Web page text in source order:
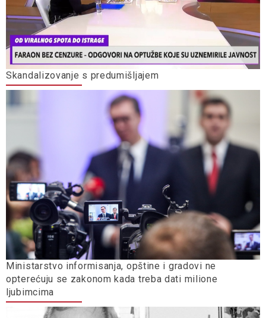
Skandalizovanje s predumišljajem
Ministarstvo informisanja, opštine i gradovi ne
opterećuju se zakonom kada treba dati milione
ljubimcima